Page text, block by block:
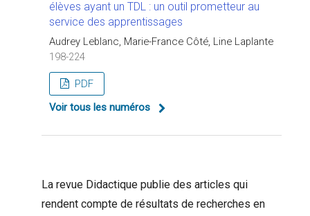
élèves ayant un TDL : un outil prometteur au
service des apprentissages
Audrey Leblanc, Marie-France Côté, Line Laplante
198-224
PDF
Voir tous les numéros
La revue Didactique publie des articles qui
rendent compte de résultats de recherches en